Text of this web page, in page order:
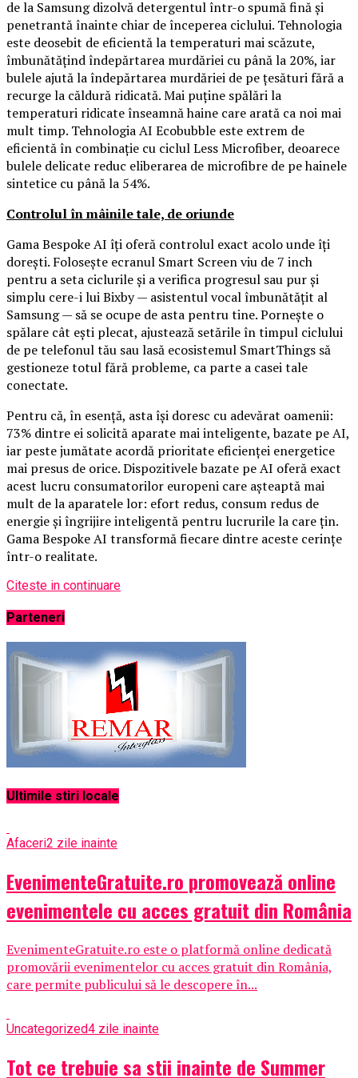
de la Samsung dizolvă detergentul într-o spumă fină și
penetrantă înainte chiar de începerea ciclului. Tehnologia
este deosebit de eficientă la temperaturi mai scăzute,
îmbunătățind îndepărtarea murdăriei cu până la 20%, iar
bulele ajută la îndepărtarea murdăriei de pe țesături fără a
recurge la căldură ridicată. Mai puține spălări la
temperaturi ridicate înseamnă haine care arată ca noi mai
mult timp. Tehnologia AI Ecobubble este extrem de
eficientă în combinație cu ciclul Less Microfiber, deoarece
bulele delicate reduc eliberarea de microfibre de pe hainele
sintetice cu până la 54%.
Controlul în mâinile tale, de oriunde
Gama Bespoke AI îți oferă controlul exact acolo unde îți
dorești. Folosește ecranul Smart Screen viu de 7 inch
pentru a seta ciclurile și a verifica progresul sau pur și
simplu cere-i lui Bixby — asistentul vocal îmbunătățit al
Samsung — să se ocupe de asta pentru tine. Pornește o
spălare cât ești plecat, ajustează setările în timpul ciclului
de pe telefonul tău sau lasă ecosistemul SmartThings să
gestioneze totul fără probleme, ca parte a casei tale
conectate.
Pentru că, în esență, asta își doresc cu adevărat oamenii:
73% dintre ei solicită aparate mai inteligente, bazate pe AI,
iar peste jumătate acordă prioritate eficienței energetice
mai presus de orice. Dispozitivele bazate pe AI oferă exact
acest lucru consumatorilor europeni care așteaptă mai
mult de la aparatele lor: efort redus, consum redus de
energie și îngrijire inteligentă pentru lucrurile la care țin.
Gama Bespoke AI transformă fiecare dintre aceste cerințe
într-o realitate.
Citeste in continuare
Parteneri
Ultimile stiri locale
Afaceri2 zile inainte
EvenimenteGratuite.ro promovează online
evenimentele cu acces gratuit din România
EvenimenteGratuite.ro este o platformă online dedicată
promovării evenimentelor cu acces gratuit din România,
care permite publicului să le descopere în...
Uncategorized4 zile inainte
Tot ce trebuie sa stii inainte de Summer